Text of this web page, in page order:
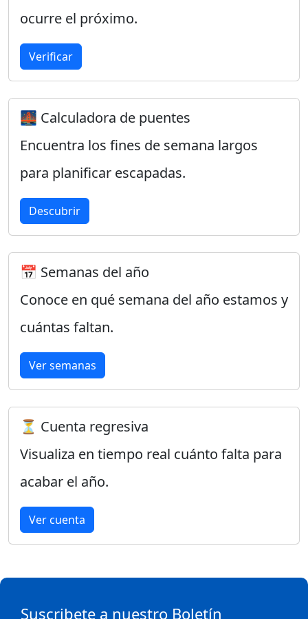
ocurre el próximo.
Verificar
🌉 Calculadora de puentes
Encuentra los fines de semana largos
para planificar escapadas.
Descubrir
📅 Semanas del año
Conoce en qué semana del año estamos y
cuántas faltan.
Ver semanas
⏳ Cuenta regresiva
Visualiza en tiempo real cuánto falta para
acabar el año.
Ver cuenta
Suscribete a nuestro Boletín